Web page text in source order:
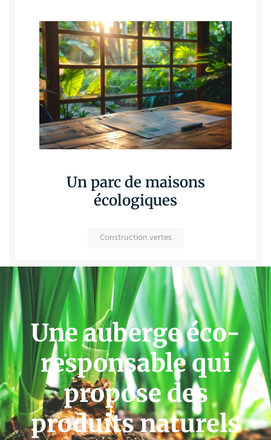
Un parc de maisons
écologiques
Construction vertes
Une auberge éco-
responsable qui
propose des
produits naturels